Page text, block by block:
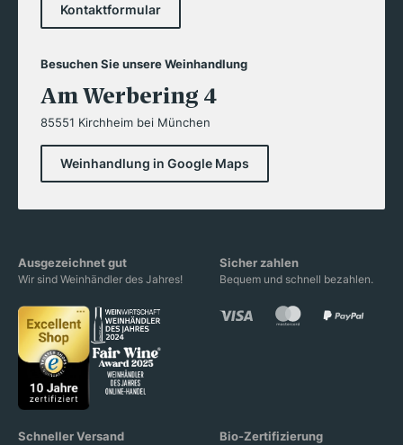
Kontaktformular
Besuchen Sie unsere Weinhandlung
Am Werbering 4
85551 Kirchheim bei München
Weinhandlung in Google Maps
Ausgezeichnet gut
Wir sind Weinhändler des Jahres!
Sicher zahlen
Bequem und schnell bezahlen.
Schneller Versand Bio-Zertifizierung